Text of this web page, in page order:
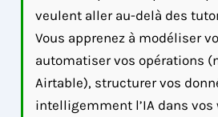
veulent aller au-delà des
Vous apprenez à modéliser
automatiser vos opérations
Airtable), structurer vos
intelligemment l’IA dans vos